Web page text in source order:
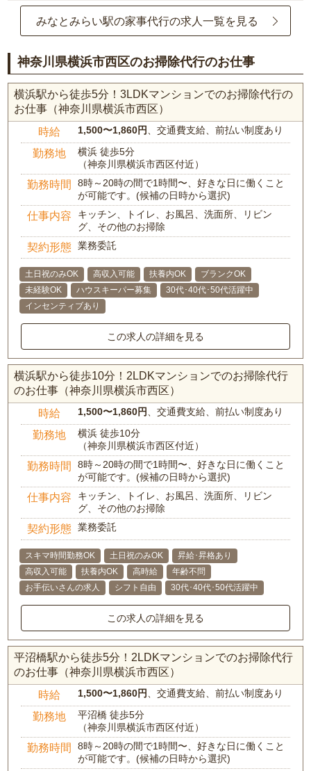
みなとみらい駅の家事代行の求人一覧を見る
神奈川県横浜市西区のお掃除代行のお仕事
横浜駅から徒歩5分！3LDKマンションでのお掃除代行の
お仕事（神奈川県横浜市西区）
時給 1,500〜1,860円 、交通費支給、前払い制度あり
勤務地
横浜 徒歩5分
（神奈川県横浜市西区付近）
勤務時間
8時～20時の間で1時間〜、好きな日に働くこと
が可能です。(候補の日時から選択)
仕事内容
キッチン、トイレ、お風呂、洗面所、リビン
グ、その他のお掃除
契約形態 業務委託
土日祝のみOK 高収入可能 扶養内OK
ブランクOK
未経験OK
ハウスキーパー募集
30代･40代･50代活躍中
インセンティブあり
この求人の詳細を見る
横浜駅から徒歩10分！2LDKマンションでのお掃除代行
のお仕事（神奈川県横浜市西区）
時給 1,500〜1,860円 、交通費支給、前払い制度あり
勤務地
横浜 徒歩10分
（神奈川県横浜市西区付近）
勤務時間
8時～20時の間で1時間〜、好きな日に働くこと
が可能です。(候補の日時から選択)
仕事内容
キッチン、トイレ、お風呂、洗面所、リビン
グ、その他のお掃除
契約形態 業務委託
スキマ時間勤務OK 土日祝のみOK
昇給･昇格あり
高収入可能
扶養内OK 高時給
年齢不問
お手伝いさんの求人
シフト自由 30代･40代･50代活躍中
この求人の詳細を見る
平沼橋駅から徒歩5分！2LDKマンションでのお掃除代行
のお仕事（神奈川県横浜市西区）
時給 1,500〜1,860円 、交通費支給、前払い制度あり
勤務地
平沼橋 徒歩5分
（神奈川県横浜市西区付近）
勤務時間
8時～20時の間で1時間〜、好きな日に働くこと
が可能です。(候補の日時から選択)